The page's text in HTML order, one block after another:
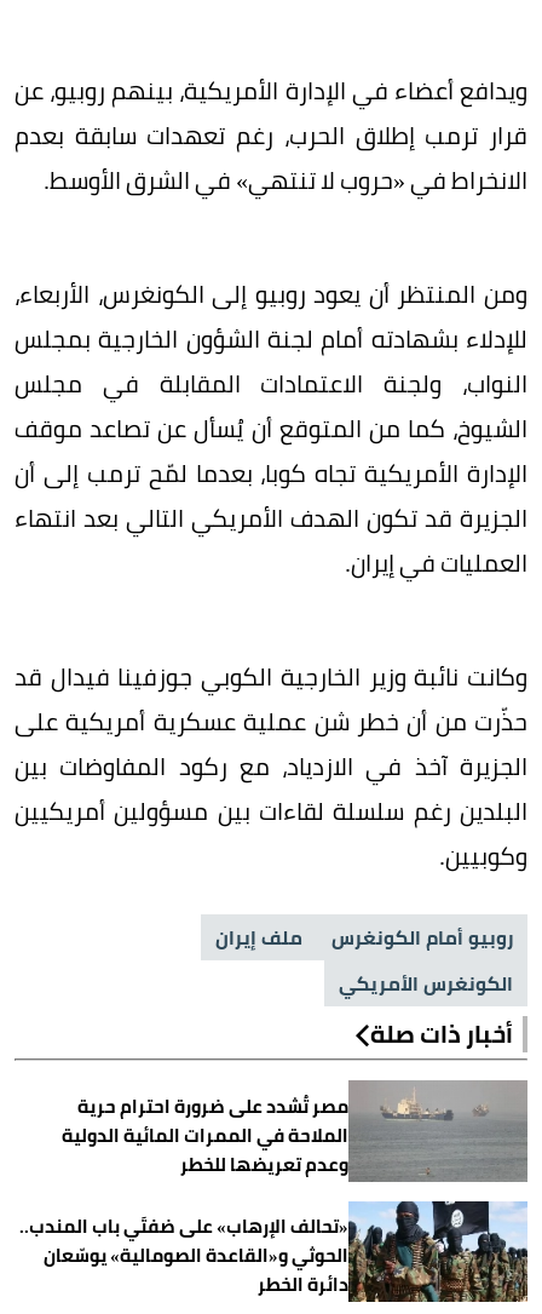
ويدافع أعضاء في الإدارة الأمريكية، بينهم روبيو، عن
قرار ترمب إطلاق الحرب، رغم تعهدات سابقة بعدم
الانخراط في «حروب لا تنتهي» في الشرق الأوسط.
ومن المنتظر أن يعود روبيو إلى الكونغرس، الأربعاء،
للإدلاء بشهادته أمام لجنة الشؤون الخارجية بمجلس
النواب، ولجنة الاعتمادات المقابلة في مجلس
الشيوخ، كما من المتوقع أن يُسأل عن تصاعد موقف
الإدارة الأمريكية تجاه كوبا، بعدما لمّح ترمب إلى أن
الجزيرة قد تكون الهدف الأمريكي التالي بعد انتهاء
العمليات في إيران.
وكانت نائبة وزير الخارجية الكوبي جوزفينا فيدال قد
حذّرت من أن خطر شن عملية عسكرية أمريكية على
الجزيرة آخذ في الازدياد، مع ركود المفاوضات بين
البلدين رغم سلسلة لقاءات بين مسؤولين أمريكيين
وكوبيين.
روبيو أمام الكونغرس
ملف إيران
الكونغرس الأمريكي
أخبار ذات صلة
مصر تُشدد على ضرورة احترام حرية
الملاحة في الممرات المائية الدولية
وعدم تعريضها للخطر
«تحالف الإرهاب» على ضفتَي باب المندب..
الحوثي و«القاعدة الصومالية» يوسّعان
دائرة الخطر